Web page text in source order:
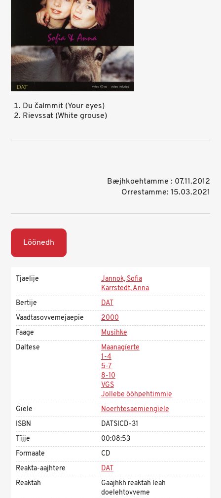
Du čalmmit (Your eyes)
Rievssat (White grouse)
Bæjhkoehtamme : 07.11.2012
Orrestamme: 15.03.2021
Löönedh
Tjaelije
Jannok, Sofia
Kärrstedt, Anna
Bertije
DAT
Vaadtasovvemejaepie
2000
Faage
Musihke
Daltese
Maanagïerte
1-4
5-7
8-10
VGS
Jollebe ööhpehtimmie
Gïele
Noerhtesaemiengïele
ISBN
DATSICD-31
Tïjje
00:08:53
Formaate
CD
Reakta-aajhtere
DAT
Reaktah
Gaajhkh reaktah leah
doelehtovveme